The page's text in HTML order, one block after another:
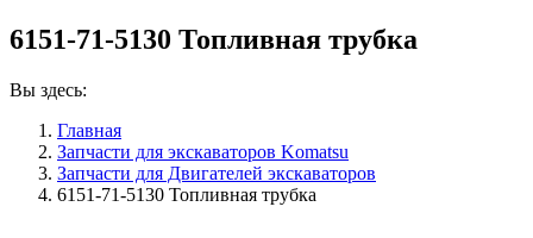
6151-71-5130 Топливная трубка
Вы здесь:
Главная
Запчасти для экскаваторов Komatsu
Запчасти для Двигателей экскаваторов
6151-71-5130 Топливная трубка